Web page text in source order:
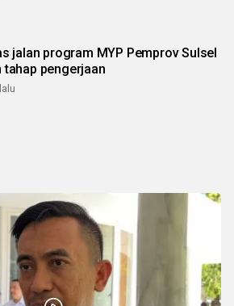
jalan program MYP Pemprov Sulsel
tahap pengerjaan